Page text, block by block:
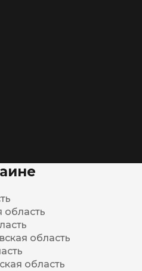
область
область
область